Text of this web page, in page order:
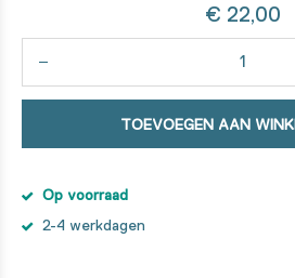
€ 22,00
TOEVOEGEN AAN
Op voorraad
2-4 werkdagen